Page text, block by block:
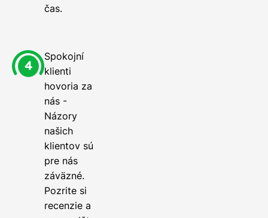
čas.
Spokojní
klienti
hovoria za
nás -
Názory
našich
klientov sú
pre nás
záväzné.
Pozrite si
recenzie a